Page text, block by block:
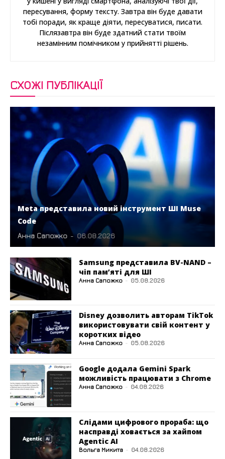
пересування, форму тексту. Завтра він буде давати
тобі поради, як краще діяти, пересуватися, писати.
Післязавтра він буде здатний стати твоїм
незамінним помічником у прийнятті рішень.
СХОЖІ ПУБЛІКАЦІЇ
Meta представила новий інструмент ШІ Muse
Code
Анна Сапожко - 06.08.2026
Samsung представила BV-NAND –
чіп пам’яті для ШІ
Анна Сапожко - 05.08.2026
Disney дозволить авторам TikTok
використовувати свій контент у
коротких відео
Анна Сапожко - 05.08.2026
Google додала Gemini Spark
можливість працювати з Chrome
Анна Сапожко - 04.08.2026
Слідами цифрового прораба: що
насправді ховається за хайпом
Agentic AI
Вольга Микита - 04.08.2026